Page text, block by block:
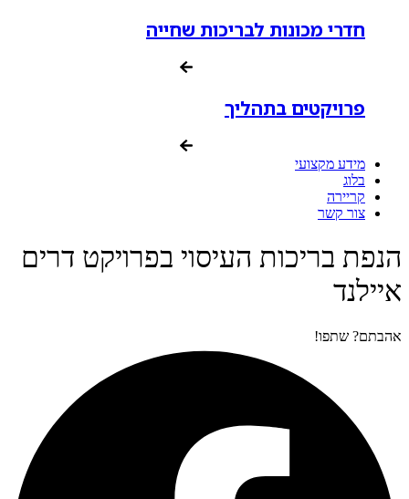
חדרי מכונות לבריכות שחייה
פרויקטים בתהליך
מידע מקצועי
בלוג
קריירה
צור קשר
הנפת בריכות העיסוי בפרויקט דרים
איילנד
אהבתם? שתפו!